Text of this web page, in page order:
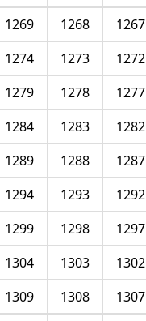
1267
1268
1269
1272
1273
1274
1277
1278
1279
1282
1283
1284
1287
1288
1289
1292
1293
1294
1297
1298
1299
1302
1303
1304
1307
1308
1309